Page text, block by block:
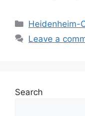
Categories
Heidenheim-
Leave a
Search